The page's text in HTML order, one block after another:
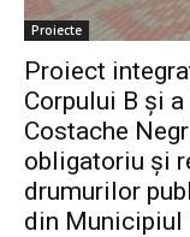
Proiecte
Proiect
Corpului B şi
Costache
obligatoriu şi
drumurilor
din Municipiul